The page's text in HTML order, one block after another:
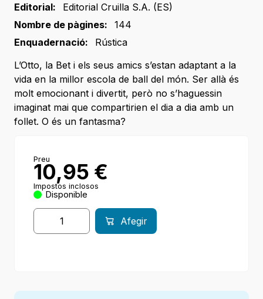
Editorial:
Editorial Cruilla S.A. (ES)
Nombre de pàgines:
144
Enquadernació:
Rústica
L’Otto, la Bet i els seus amics s’estan adaptant a la
vida en la millor escola de ball del món. Ser allà és
molt emocionant i divertit, però no s’haguessin
imaginat mai que compartirien el dia a dia amb un
follet. O és un fantasma?
Preu
10,95 €
Impostos inclosos
Disponible
Afegir